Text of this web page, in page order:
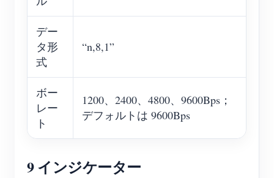
デー
タ形
式
“n,8,1”
ボー
レー
ト
1200、2400、4800、9600Bps；
デフォルトは 9600Bps
9 インジケーター